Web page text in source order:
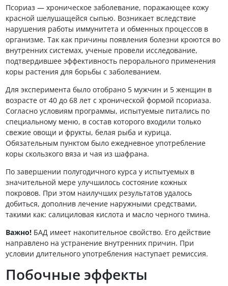
Псориаз — хроническое заболевание, поражающее кожу
красной шелушащейся сыпью. Возникает вследствие
нарушения работы иммунитета и обменных процессов в
организме. Так как причины появления болезни кроются во
внутренних системах, ученые провели исследование,
подтвердившее эффективность перорального применения
коры растения для борьбы с заболеванием.
Для эксперимента было отобрано 5 мужчин и 5 женщин в
возрасте от 40 до 68 лет с хронической формой псориаза.
Согласно условиям программы, испытуемые питались по
специальному меню, в состав которого входили только
свежие овощи и фрукты, белая рыба и курица.
Обязательным пунктом было ежедневное употребление
коры скользкого вяза и чая из шафрана.
По завершении полугодичного курса у испытуемых в
значительной мере улучшилось состояние кожных
покровов. При этом наилучших результатов удалось
добиться, дополнив лечение наружными средствами,
такими как: салициловая кислота и масло черного тмина.
Важно!БАД имеет накопительное свойство. Его действие
направлено на устранение внутренних причин. При
условии длительного употребления наступает ремиссия.
Побочные эффекты